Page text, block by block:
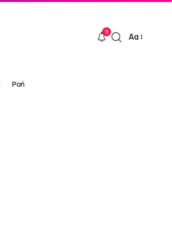
9
Font
Αα
Ροή